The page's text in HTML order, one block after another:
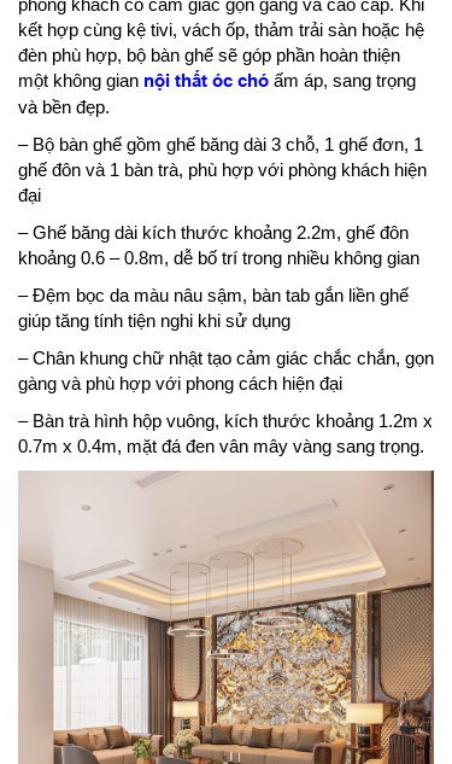
kết hợp cùng kệ tivi, vách ốp, thảm trải sàn hoặc hệ
đèn phù hợp, bộ bàn ghế sẽ góp phần hoàn thiện
một không gian nội thất óc chó ấm áp, sang trọng
và bền đẹp.
– Bộ bàn ghế gồm ghế băng dài 3 chỗ, 1 ghế đơn, 1
ghế đôn và 1 bàn trà, phù hợp với phòng khách hiện
đại
– Ghế băng dài kích thước khoảng 2.2m, ghế đôn
khoảng 0.6 – 0.8m, dễ bố trí trong nhiều không gian
– Đệm bọc da màu nâu sậm, bàn tab gắn liền ghế
giúp tăng tính tiện nghi khi sử dụng
– Chân khung chữ nhật tạo cảm giác chắc chắn, gọn
gàng và phù hợp với phong cách hiện đại
– Bàn trà hình hộp vuông, kích thước khoảng 1.2m x
0.7m x 0.4m, mặt đá đen vân mây vàng sang trọng.